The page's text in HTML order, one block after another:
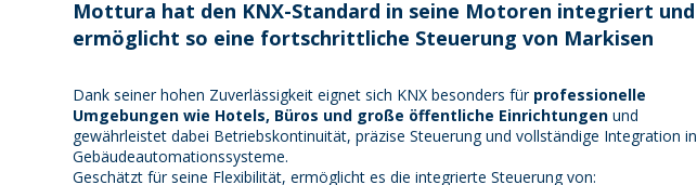
Mottura hat den KNX-Standard in seine Motoren integriert und
ermöglicht so eine fortschrittliche Steuerung von Markisen
Dank seiner hohen Zuverlässigkeit eignet sich KNX besonders für professionelle
Umgebungen wie Hotels, Büros und große öffentliche Einrichtungen und
gewährleistet dabei Betriebskontinuität, präzise Steuerung und vollständige Integration in
Gebäudeautomationssysteme.
Geschätzt für seine Flexibilität, ermöglicht es die integrierte Steuerung von: